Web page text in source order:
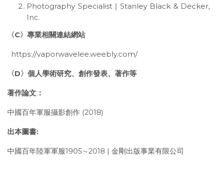
Photography Specialist | Stanley Black & Decker,
Inc.
〈C〉專業相關連結網站
https://vaporwavelee.weebly.com/
〈D〉個人學術研究、創作發表、著作等
著作論文：
中國百年軍服攝影創作 (2018)
出本圖書:
中國百年陸軍軍服1905∼2018 | 金剛出版事業有限公司